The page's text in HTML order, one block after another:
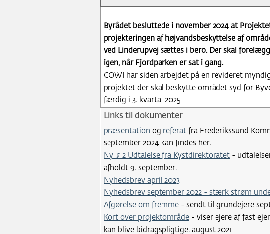
Byrådet besluttede i november 2024 at
projekteringen af højvandsbeskyttelse af
ved Linderupvej sættes i bero. Der skal
igen, når Fjordparken er sat i gang.
COWI har siden arbejdet på en revideret
projektet der skal beskytte området syd for
færdig i 3. kvartal 2025
links
dokumenter
Links til dokumenter
præsentation og referat fra Frederikssund
september 2024 kan findes her.
Ny § 2 Udtalelse fra Kystdirektoratet -
afholdt 9. september.
Nyhedsbrev april 2023
Nyhedsbrev september 2022 - stærk strøm
Afgørelse om fremme - sendt til grundejere
Kort over projektområde - viser ejere af fast
kan blive bidragspligtige. august 2021